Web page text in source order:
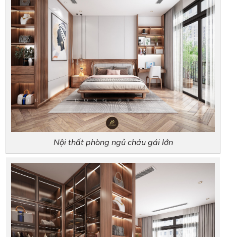
Nội thất phòng ngủ cháu gái lớn